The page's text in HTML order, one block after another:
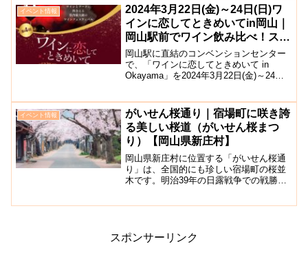
すると、無病息災のご利益があると言わ
れていますが、現在で...
イベント情報
2024年3月22日(金)～24日(日)ワ
インに恋してときめいてin岡山｜
岡山駅前でワイン飲み比べ！ステ
ージや屋台も！
岡山駅に直結のコンベンションセンター
で、「ワインに恋してときめいて in
Okayama」を2024年3月22日(金)～24日
種類以上の厳選されたワインと、ワイ...
イベント情報
がいせん桜通り｜宿場町に咲き誇
る美しい桜道（がいせん桜まつ
り）【岡山県新庄村】
岡山県新庄村に位置する「がいせん桜通
り」は、全国的にも珍しい宿場町の桜並
木です。明治39年の日露戦争での戦勝記
スポンサーリンク